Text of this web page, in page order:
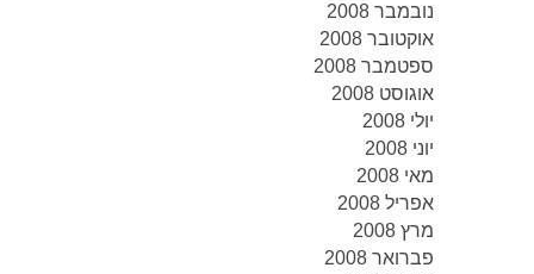
נובמבר 2008
אוקטובר 2008
ספטמבר 2008
אוגוסט 2008
יולי 2008
יוני 2008
מאי 2008
אפריל 2008
מרץ 2008
פברואר 2008